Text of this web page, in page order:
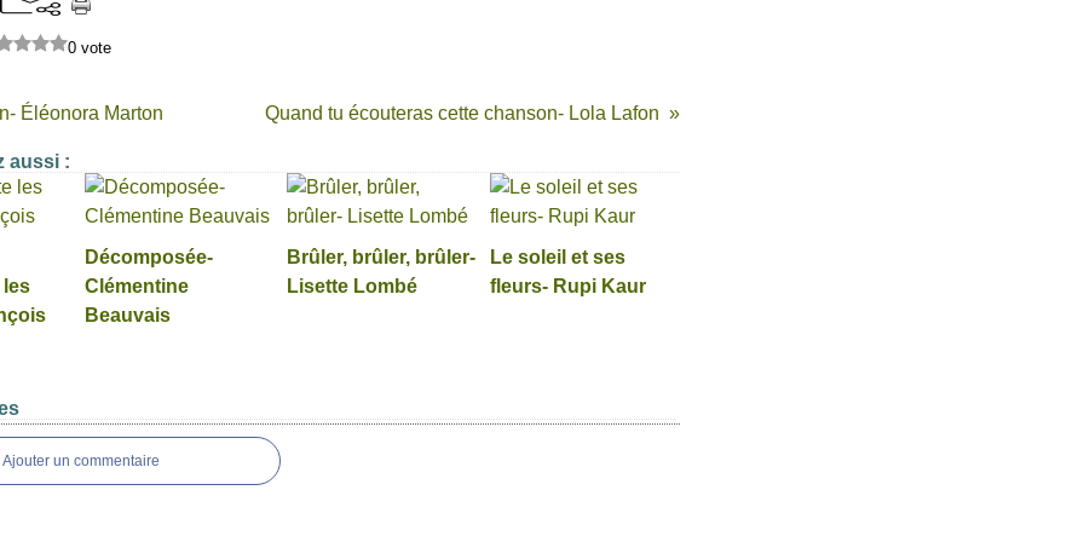
0 vote
Éléonora Marton Quand tu écouteras cette chanson- Lola Lafon
aussi :
les
Décomposée-
Clémentine
Beauvais
Brûler, brûler, brûler-
Lisette Lombé
Le soleil et ses
fleurs- Rupi Kaur
Ajouter un commentaire